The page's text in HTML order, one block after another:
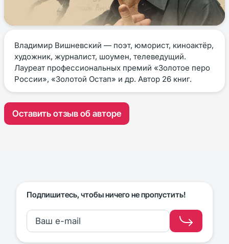
Владимир Вишневский — поэт, юморист, киноактёр,
художник, журналист, шоумен, телеведущий.
Лауреат профессиональных премий «Золотое перо
России», «Золотой Остап» и др. Автор 26 книг.
Оставить отзыв об авторе
Подпишитесь, чтобы ничего не пропустить!